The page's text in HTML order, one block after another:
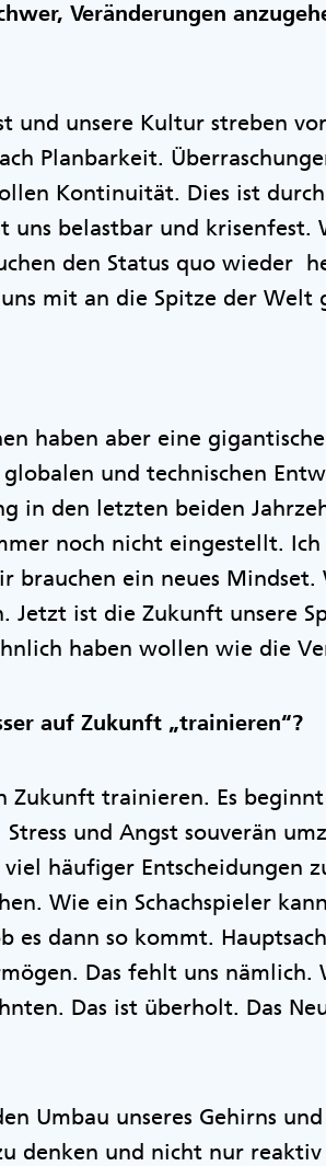
Veränderungen
und unsere Kultur streben
Planbarkeit.
Kontinuität. Dies ist
uns belastbar und
den Status quo wieder
mit an die Spitze der Welt
haben aber eine
und technischen
in den letzten beiden
noch nicht eingestellt. Ich
brauchen ein neues
Jetzt ist die Zukunft unsere
haben wollen wie die
auf Zukunft „trainieren“?
Zukunft trainieren. Es
und Angst souverän
häufiger Entscheidungen
Wie ein Schachspieler
es dann so kommt.
Das fehlt uns nämlich.
Das ist überholt. Das
Umbau unseres Gehirns
denken und nicht nur